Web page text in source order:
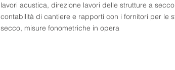
lavori acustica, direzione lavori delle strutture a
contabilità di cantiere e rapporti con i fornitori per le
secco, misure fonometriche in opera